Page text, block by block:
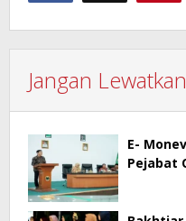
Jangan Lewatkan
E-
Pejabat